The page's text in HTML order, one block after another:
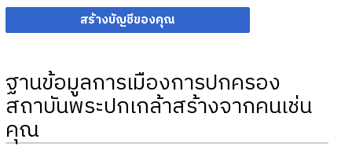
สร้างบัญชีของคุณ
ฐานข้อมูลการเมืองการปกครอง
สถาบันพระปกเกล้าสร้างจากคนเช่น
คุณ